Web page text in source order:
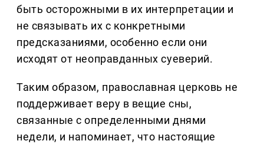
быть осторожными в их интерпретации и
не связывать их с конкретными
предсказаниями, особенно если они
исходят от неоправданных суеверий.
Таким образом, православная церковь не
поддерживает веру в вещие сны,
связанные с определенными днями
недели, и напоминает, что настоящие